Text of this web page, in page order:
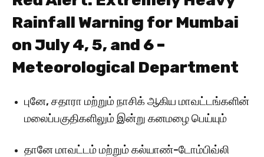
Rainfall Warning for Mumbai
on July 4, 5, and 6 –
Meteorological Department
புனே, சதாரா மற்றும் நாசிக் ஆகிய மாவட்டங்களின்
மலைப்பகுதிகளிலும் இன்று கனமழை பெய்யும்
தானே மாவட்டம் மற்றும் கல்யாண்-டோம்பிவ்லி